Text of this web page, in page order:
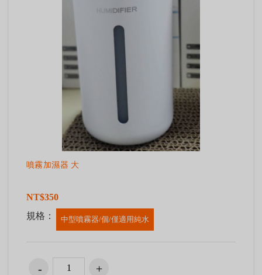
噴霧加濕器 大
NT$350
規格：
中型噴霧器/個/僅適用純水